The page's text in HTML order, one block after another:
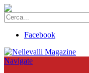
Facebook
Navigate